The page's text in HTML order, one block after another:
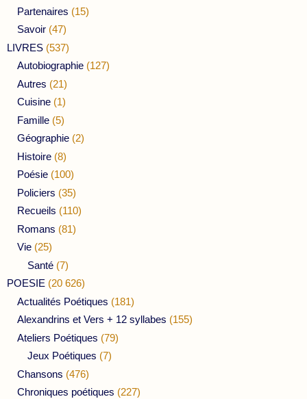
Partenaires (15)
Savoir (47)
LIVRES (537)
Autobiographie (127)
Autres (21)
Cuisine (1)
Famille (5)
Géographie (2)
Histoire (8)
Poésie (100)
Policiers (35)
Recueils (110)
Romans (81)
Vie (25)
Santé (7)
POESIE (20 626)
Actualités Poétiques (181)
Alexandrins et Vers + 12 syllabes (155)
Ateliers Poétiques (79)
Jeux Poétiques (7)
Chansons (476)
Chroniques poétiques (227)